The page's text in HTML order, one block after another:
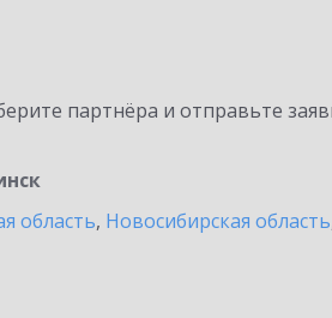
партнёра и отправьте
область, Новосибирская область